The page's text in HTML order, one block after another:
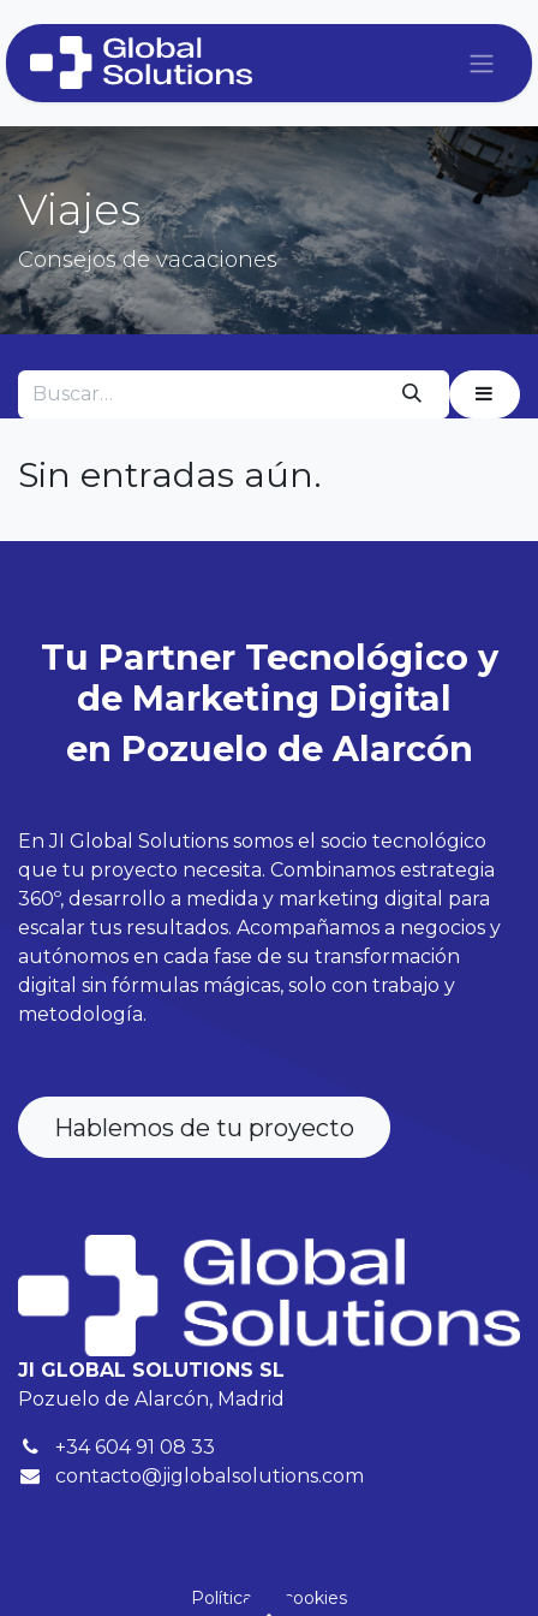
Viajes
Consejos de vacaciones
Sin entradas aún.
Tu Partner Tecnológico y
de Marketing Digital
en Pozuelo de Alarcón
En JI Global Solutions somos el socio tecnológico
que tu proyecto necesita. Combinamos estrategia
360º, desarrollo a medida y marketing digital para
escalar tus resultados. Acompañamos a negocios y
autónomos en cada fase de su transformación
digital sin fórmulas mágicas, solo con trabajo y
metodología.
Hablemos de tu proyecto
JI GLOBAL SOLUTIONS SL
Pozuelo de Alarcón, Madrid
+34 604 91 08 33
contacto@jiglobalsolutions.com
Política de cookies